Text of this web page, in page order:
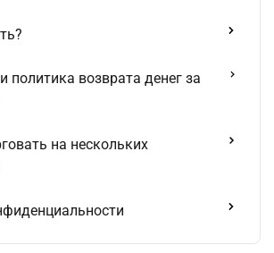
политика возврата денег за
на нескольких